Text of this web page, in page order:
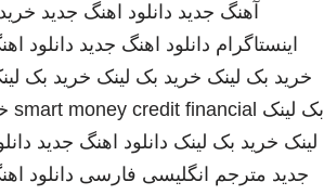
آهنگ جدید دانلود اهنگ جدید
اینستاگرام دانلود اهنگ جدید دانلود
خرید بک لینک خرید بک لینک خرید بک
بک لینک smart money credit financial
لینک خرید بک لینک دانلود اهنگ جدید
جدید مترجم انگلیسی فارسی دانلود